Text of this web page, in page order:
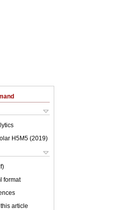
H5M5 (2019)
format
article